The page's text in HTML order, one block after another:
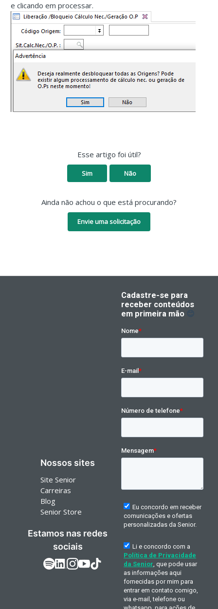
e clicando em processar.
Esse artigo foi útil?
Sim Não
Ainda não achou o que está procurando?
Envie uma solicitação
Nossos sites
Site Senior
Carreiras
Blog
Senior Store
Estamos nas redes
sociais